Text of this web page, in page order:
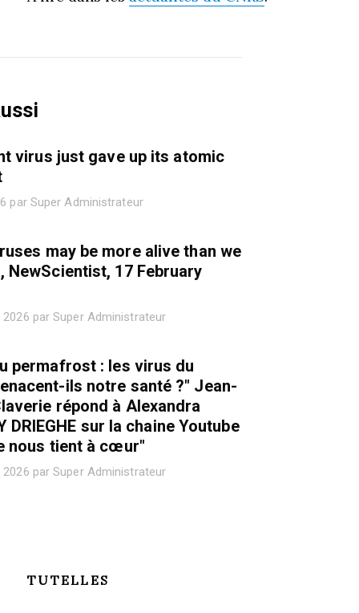
virus just gave up its atomic
par Super Administrateur
may be more alive than we
NewScientist, 17 February
2026 par Super Administrateur
permafrost : les virus du
ils notre santé ?" Jean-
répond à Alexandra
DRIEGHE sur la chaine Youtube
nous tient à cœur"
2026 par Super Administrateur
TUTELLES